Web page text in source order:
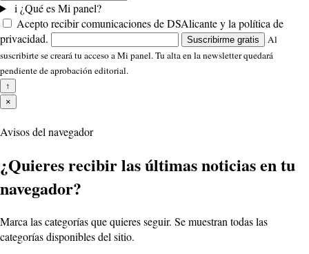
i ¿Qué es Mi panel?
Acepto recibir comunicaciones de DSAlicante y la política de
privacidad.
Suscribirme gratis
Al
suscribirte se creará tu acceso a Mi panel. Tu alta en la newsletter quedará
pendiente de aprobación editorial.
↑
×
Avisos del navegador
¿Quieres recibir las últimas noticias en tu
navegador?
Marca las categorías que quieres seguir. Se muestran todas las
categorías disponibles del sitio.